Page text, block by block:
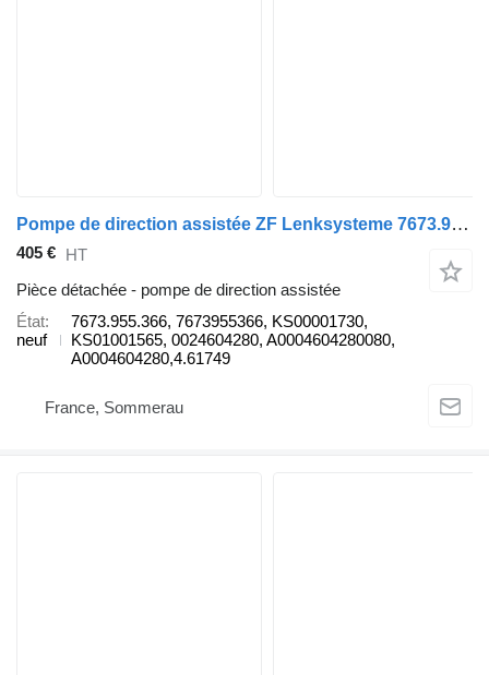
Pompe de direction assistée ZF Lenksysteme 7673.955.366 pour camion Mercedes-Benz
405 € HT
Pièce détachée - pompe de direction assistée
État
neuf
7673.955.366, 7673955366, KS00001730,
KS01001565, 0024604280, A0004604280080,
A0004604280,4.61749
France, Sommerau